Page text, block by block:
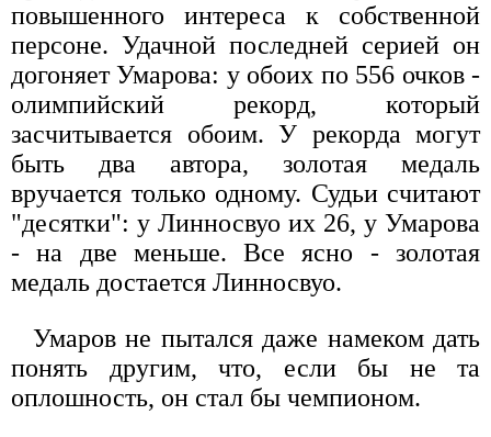
повышенного интереса к собственной
персоне. Удачной последней серией он
догоняет Умарова: у обоих по 556 очков -
олимпийский рекорд, который
засчитывается обоим. У рекорда могут
быть два автора, золотая медаль
вручается только одному. Судьи считают
"десятки": у Линносвуо их 26, у Умарова
- на две меньше. Все ясно - золотая
медаль достается Линносвуо.
Умаров не пытался даже намеком дать
понять другим, что, если бы не та
оплошность, он стал бы чемпионом.